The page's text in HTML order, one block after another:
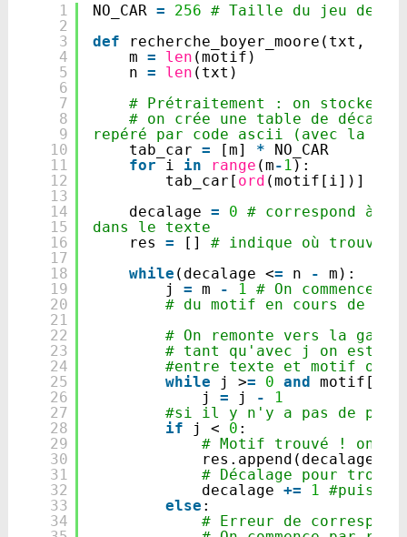
1
2
3
4
5
6
7
8
9
10
11
12
13
14
15
16
17
18
19
20
21
22
23
24
25
26
27
28
29
30
31
32
33
34
NO_CAR = 256 # Taille du jeu de
def
recherche_boyer_moore(txt,
m = len (motif)
n = len (txt)
# Prétraitement : on stocke la
# on crée une table de
repéré par code ascii (avec la
tab_car = [m] *
NO_CAR
for
i in range (m- 1 ):
tab_car[ ord (motif[i])]
decalage = 0 # correspond à
dans le texte
res = [] # indique où trouver
while (decalage <= n -
m):
j = m - 1
# On
# du motif en cours de
# On remonte vers la
# tant qu'avec j on est
#entre texte et motif on
while
j >= 0 and motif[j]
j = j -
1
#si il y n'y a pas de
if
j < 0 :
# Motif trouvé ! on
res.append(decalage)
# Décalage pour
decalage += 1
#puis
else :
# Erreur de